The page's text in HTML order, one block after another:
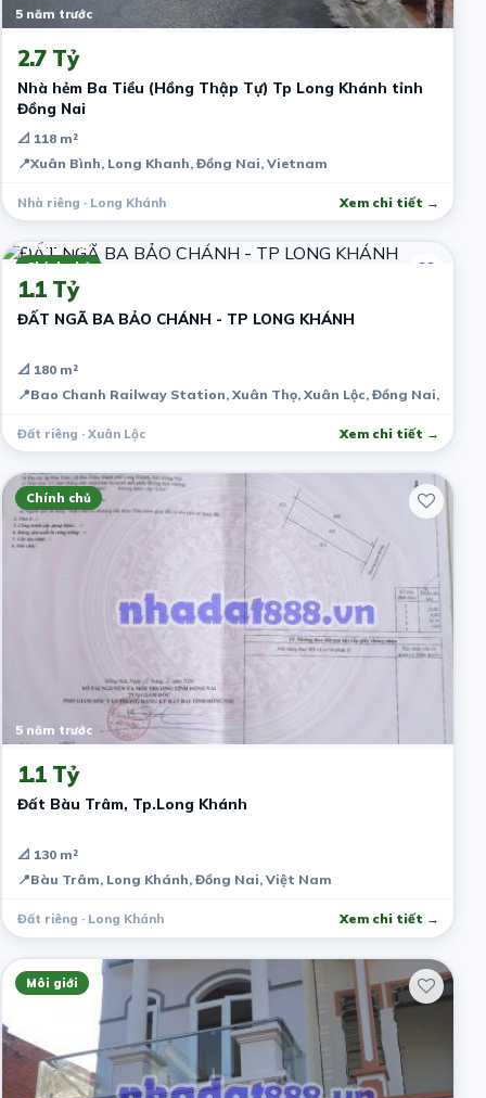
5 năm trước
2.7 Tỷ
Nhà hẻm Ba Tiều (Hồng Thập Tự) Tp Long Khánh tỉnh
Đồng Nai
📐 118 m²
📍Xuân Bình, Long Khanh, Đồng Nai, Vietnam
Nhà riêng · Long Khánh Xem chi tiết →
Chính chủ
5 năm trước
1.1 Tỷ
ĐẤT NGÃ BA BẢO CHÁNH - TP LONG KHÁNH
📐 180 m²
📍Bao Chanh Railway Station, Xuân Thọ, Xuân Lộc, Đồng Nai, Việt
Đất riêng · Xuân Lộc Xem chi tiết →
Chính chủ
5 năm trước
1.1 Tỷ
Đất Bàu Trâm, Tp.Long Khánh
📐 130 m²
📍Bàu Trâm, Long Khánh, Đồng Nai, Việt Nam
Đất riêng · Long Khánh Xem chi tiết →
Môi giới